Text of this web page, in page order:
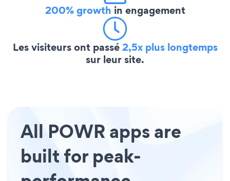
200% growth in engagement
Les visiteurs ont passé2,5x plus longtemps
sur leur site.
All POWR apps are
built for peak-